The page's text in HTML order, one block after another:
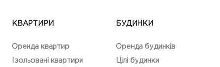
КВАРТИРИ
Оренда квартир
Ізольовані квартири
БУДИНКИ
Оренда будинків
Цілі будинки